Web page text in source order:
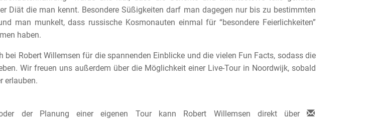
Diät die man kennt. Besondere Süßigkeiten darf man dagegen nur bis zu bestimmten
man munkelt, dass russische Kosmonauten einmal für “besondere Feierlichkeiten”
haben.
bei Robert Willemsen für die spannenden Einblicke und die vielen Fun Facts, sodass die
Wir freuen uns außerdem über die Möglichkeit einer Live-Tour in Noordwijk, sobald
erlauben.
der Planung einer eigenen Tour kann Robert Willemsen direkt über